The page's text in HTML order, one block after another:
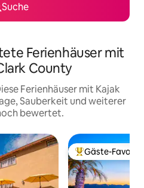
Suche
Ferienhäuser mit
County
Ferienhäuser mit Kajak
Sauberkeit und weiterer
bewertet.
Beliebter Gäste-
Gäste-Favorit